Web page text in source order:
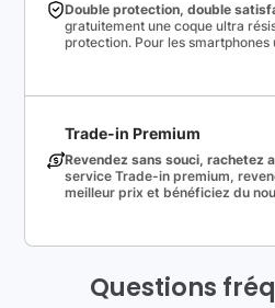
Double protection, double
gratuitement une coque ultra
protection. Pour les smartphones
Trade-in Premium
Revendez sans souci, rachetez
service Trade-in premium,
meilleur prix et bénéficiez du
Questions